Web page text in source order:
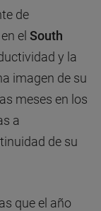
de
el South
y la
imagen de su
meses en los
a
de su
que el año